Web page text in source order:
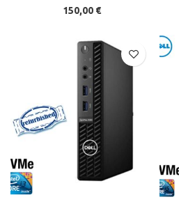
150,00 €